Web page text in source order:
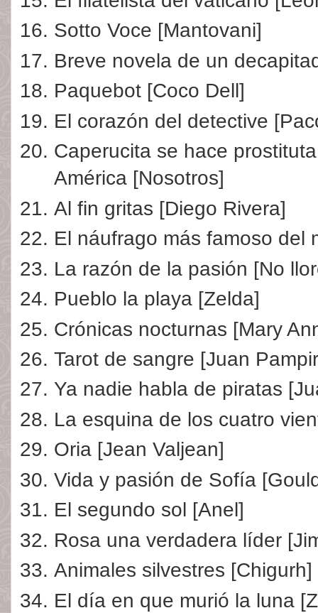
Sotto Voce [Mantovani]
Breve novela de un
Paquebot [Coco Dell]
El corazón del detective
Caperucita se hace
América [Nosotros]
Al fin gritas [Diego Rivera]
El náufrago más famoso del
La razón de la pasión [No
Pueblo la playa [Zelda]
Crónicas nocturnas [Mary
Tarot de sangre [Juan
Ya nadie habla de piratas
La esquina de los cuatro
Oria [Jean Valjean]
Vida y pasión de Sofía
El segundo sol [Anel]
Rosa una verdadera líder
Animales silvestres [Chigurh]
El día en que murió la luna